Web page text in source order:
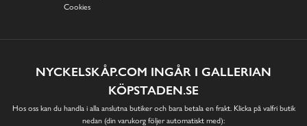
Cookies
NYCKELSKÅP.COM INGÅR I GALLERIAN
KÖPSTADEN.SE
Hos oss kan du handla i alla anslutna butiker och bara betala en frakt. Klicka på valfri butik
nedan (din varukorg följer automatiskt med):